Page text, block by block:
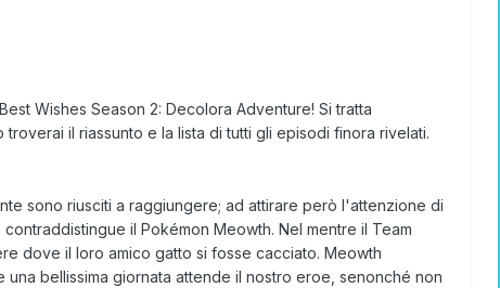
Wishes Season 2: Decolora Adventure! Si tratta
troverai il riassunto e la lista di tutti gli episodi finora rivelati.
sono riusciti a raggiungere; ad attirare però l'attenzione di
il Pokémon Meowth. Nel mentre il Team
dove il loro amico gatto si fosse cacciato. Meowth
bellissima giornata attende il nostro eroe, senonché non